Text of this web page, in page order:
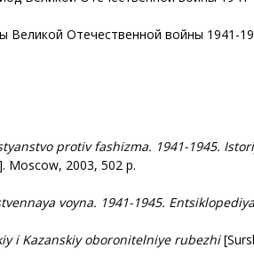
Великой Отечественной войны 1941-
protiv fashizma. 1941-1945.
Moscow, 2003, 502 p.
voyna. 1941-1945.
i Kazanskiy oboronitelniye rubezhi